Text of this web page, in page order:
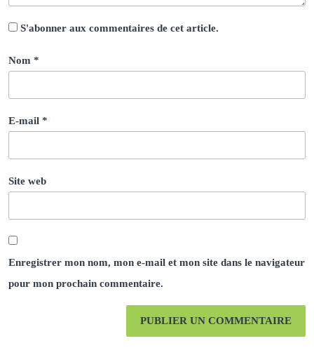
S'abonner aux commentaires de cet article.
Nom *
E-mail *
Site web
Enregistrer mon nom, mon e-mail et mon site dans le navigateur
pour mon prochain commentaire.